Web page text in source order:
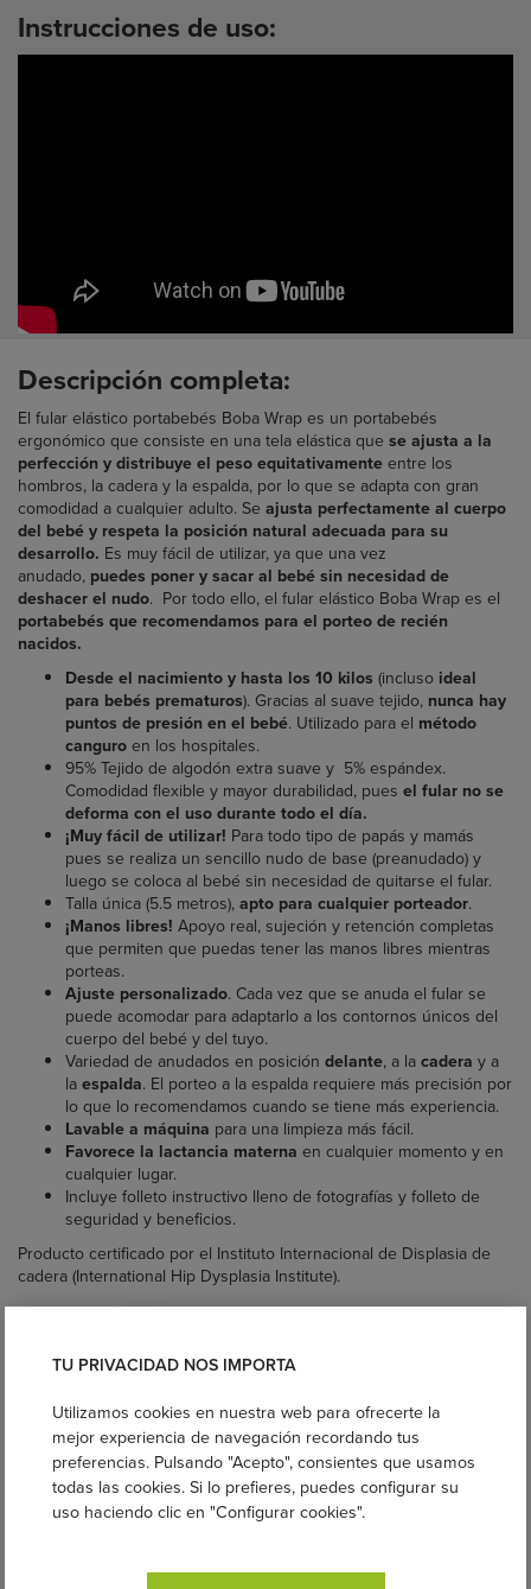
Instrucciones de uso:
Descripción completa:
El fular elástico portabebés Boba Wrap es un portabebés
ergonómico que consiste en una tela elástica que se ajusta a la
perfección y distribuye el peso equitativamente entre los
hombros, la cadera y la espalda, por lo que se adapta con gran
comodidad a cualquier adulto. Se ajusta perfectamente al cuerpo
del bebé y respeta la posición natural adecuada para su
desarrollo. Es muy fácil de utilizar, ya que una vez
anudado, puedes poner y sacar al bebé sin necesidad de
deshacer el nudo. Por todo ello, el fular elástico Boba Wrap es el
portabebés que recomendamos para el porteo de recién
nacidos.
Desde el nacimiento y hasta los 10 kilos (incluso ideal
para bebés prematuros). Gracias al suave tejido, nunca hay
puntos de presión en el bebé. Utilizado para el método
canguro en los hospitales.
95% Tejido de algodón extra suave y 5% espándex.
Comodidad flexible y mayor durabilidad, pues el fular no se
deforma con el uso durante todo el día.
¡Muy fácil de utilizar! Para todo tipo de papás y mamás
pues se realiza un sencillo nudo de base (preanudado) y
luego se coloca al bebé sin necesidad de quitarse el fular.
Talla única (5.5 metros), apto para cualquier porteador.
¡Manos libres! Apoyo real, sujeción y retención completas
que permiten que puedas tener las manos libres mientras
porteas.
Ajuste personalizado. Cada vez que se anuda el fular se
puede acomodar para adaptarlo a los contornos únicos del
cuerpo del bebé y del tuyo.
Variedad de anudados en posición delante, a la cadera y a
la espalda. El porteo a la espalda requiere más precisión por
lo que lo recomendamos cuando se tiene más experiencia.
Lavable a máquina para una limpieza más fácil.
Favorece la lactancia materna en cualquier momento y en
cualquier lugar.
Incluye folleto instructivo lleno de fotografías y folleto de
seguridad y beneficios.
Producto certificado por el Instituto Internacional de Displasia de
cadera (International Hip Dysplasia Institute).
TU PRIVACIDAD NOS IMPORTA
Utilizamos cookies en nuestra web para ofrecerte la
mejor experiencia de navegación recordando tus
preferencias. Pulsando "Acepto", consientes que usamos
todas las cookies. Si lo prefieres, puedes configurar su
uso haciendo clic en "Configurar cookies".